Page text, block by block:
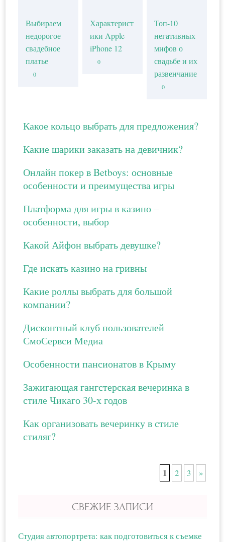
Выбираем
недорогое
свадебное
платье
0
Характерист
ики Apple
iPhone 12
0
Топ-10
негативных
мифов о
свадьбе и их
развенчание
0
Какое кольцо выбрать для предложения?
Какие шарики заказать на девичник?
Онлайн покер в Betboys: основные
особенности и преимущества игры
Платформа для игры в казино –
особенности, выбор
Какой Айфон выбрать девушке?
Где искать казино на гривны
Какие роллы выбрать для большой
компании?
Дисконтный клуб пользователей
СмоСервси Медиа
Особенности пансионатов в Крыму
Зажигающая гангстерская вечеринка в
стиле Чикаго 30-х годов
Как организовать вечеринку в стиле
стиляг?
1 2 3 »
СВЕЖИЕ ЗАПИСИ
Студия автопортрета: как подготовиться к съемке